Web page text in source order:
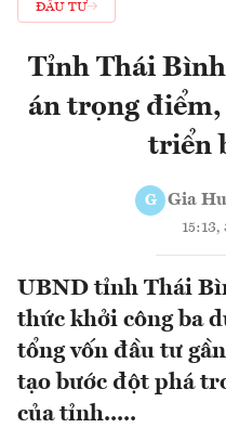
ĐẦU TƯ
Tỉnh Thái
án trọng
triển
G Gia
UBND tỉnh Thái
thức khởi công ba
tổng vốn đầu tư
tạo bước đột phá
của tỉnh.....